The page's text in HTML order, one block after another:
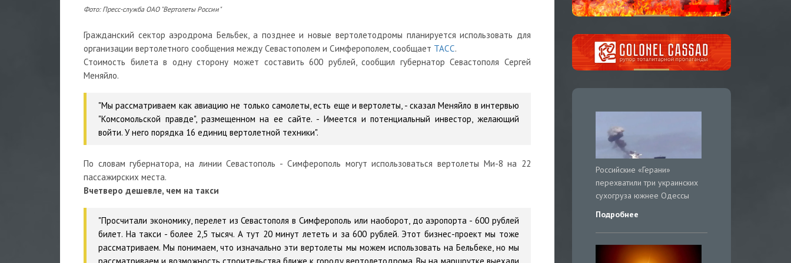
Фото: Пресс-служба ОАО "Вертолеты России"
Гражданский сектор аэродрома Бельбек, а позднее и новые вертолетодромы планируется использовать для
организации вертолетного сообщения между Севастополем и Симферополем, сообщает ТАСС.
Стоимость билета в одну сторону может составить 600 рублей, сообщил губернатор Севастополя Сергей
Меняйло.
"Мы рассматриваем как авиацию не только самолеты, есть еще и вертолеты, - сказал Меняйло в интервью
"Комсомольской правде", размещенном на ее сайте. - Имеется и потенциальный инвестор, желающий
войти. У него порядка 16 единиц вертолетной техники".
По словам губернатора, на линии Севастополь - Симферополь могут использоваться вертолеты Ми-8 на 22
пассажирских места.
Вчетверо дешевле, чем на такси
"Просчитали экономику, перелет из Севастополя в Симферополь или наоборот, до аэропорта - 600 рублей
билет. На такси - более 2,5 тысяч. А тут 20 минут лететь и за 600 рублей. Этот бизнес-проект мы тоже
рассматриваем. Мы понимаем, что изначально эти вертолеты мы можем использовать на Бельбеке, но мы
Российские «Герани»
перехватили три украинских
сухогруза южнее Одессы
Подробнее